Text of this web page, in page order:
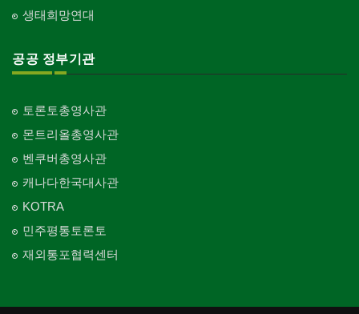
생태희망연대
공공 정부기관
토론토총영사관
몬트리올총영사관
벤쿠버총영사관
캐나다한국대사관
KOTRA
민주평통토론토
재외통포협력센터